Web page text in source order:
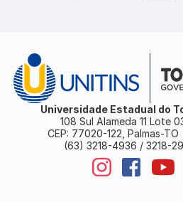
Universidade Estadual do
108 Sul Alameda 11 Lote
CEP: 77020-122, Palmas-TO
(63) 3218-4936 / 3218-